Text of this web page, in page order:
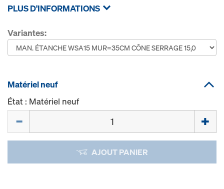
PLUS D'INFORMATIONS
Variantes:
Matériel neuf
État : Matériel neuf
AJOUT PANIER